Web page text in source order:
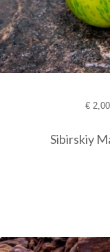
€2,00
Sibirskiy